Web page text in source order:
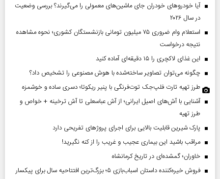
آیا خودروهای خودران جای ماشین‌های معمولی را می‌گیرند؟ بررسی وضعیت
در سال ۲۰۲۶
استعلام وام ضروری ۷۵ میلیون تومانی بازنشستگان کشوری؛ نحوه مشاهده
نتیجه درخواست
این غذای لاکچری را ۱۵ دقیقه‌ای آماده کنید
چگونه می‌توان تصاویر ساخته‌شده با هوش مصنوعی را تشخیص داد؟
طرز تهیه تارت فلپ‌جک توت‌فرنگی با پنیر ریکوتا؛ دسری ساده و خوشمزه
آشنایی با آش‌های اصیل ایرانی؛ از آش عباسعلی تا آش ترخینه + خواص و
طرز تهیه
پارک شیرین قابلیت‌ بالایی برای اجرای پروژهای تفریحی دارد
مراقب باشید این بیماری عجیب و غریب را از کنه نگیرید!
خاوران؛ گمشده‌ای در تاریخ کرمانشاه
فروش خیره‌کننده داستان اسباب‌بازی ۵؛ بزرگ‌ترین افتتاحیه سال برای پیکسار